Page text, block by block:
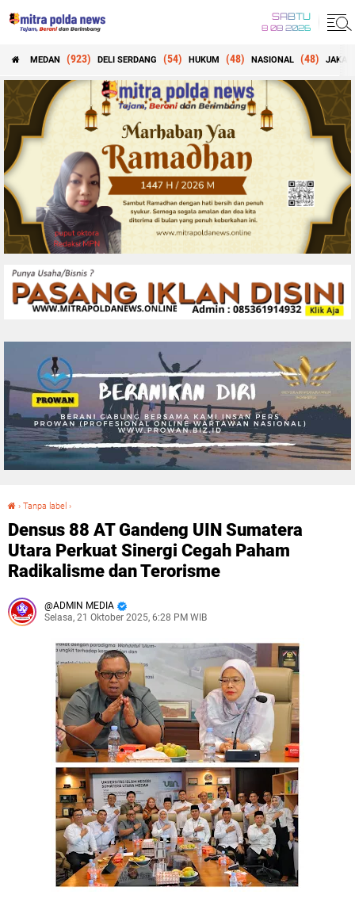
SABTU
8 08 2026
MEDAN (923) DELI SERDANG (54) HUKUM (48) NASIONAL (48)
› Tanpa label ›
Densus 88 AT Gandeng UIN Sumatera
Utara Perkuat Sinergi Cegah Paham
Radikalisme dan Terorisme
ADMIN MEDIA
Selasa, 21 Oktober 2025, 6:28 PM WIB